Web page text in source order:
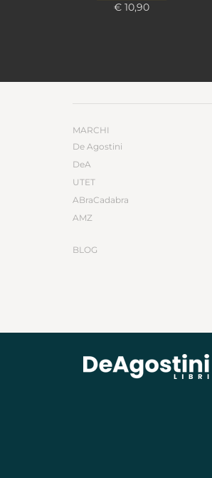
€ 10,90
MARCHI
De Agostini
DeA
UTET
ABraCadabra
AMZ
BLOG